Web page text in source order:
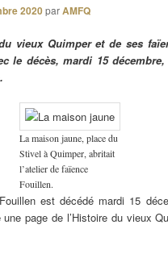
2020parAMFQ
vieux Quimper et de ses
le décès, mardi 15
La maison jaune, place du
Stivel à Quimper, abritait
l’atelier de faïence
Fouillen.
est décédé mardi 15
page de l’Histoire du vieux